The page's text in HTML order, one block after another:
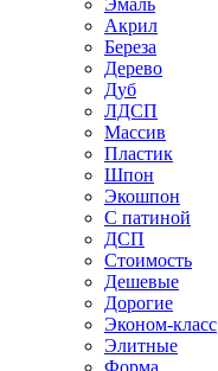
Акрил
Береза
Дерево
Дуб
ЛДСП
Массив
Пластик
Шпон
Экошпон
С патиной
ДСП
Стоимость
Дешевые
Дорогие
Эконом-класс
Элитные
Форма